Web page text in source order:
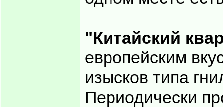
"Китайский
европейским
изысков типа
Периодически